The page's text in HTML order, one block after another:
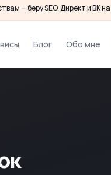
— беру SEO, Директ и ВК
Блог Обо мне